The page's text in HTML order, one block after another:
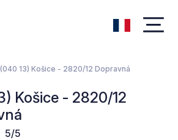
(040 13) Košice - 2820/12 Dopravná
Košice - 2820/12
5/5